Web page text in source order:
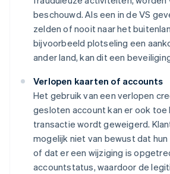
beschouwd. Als een in de VS
zelden of nooit naar het
bijvoorbeeld plotseling een
ander land, kan dit een
Verlopen kaarten of accounts
Het gebruik van een verlopen
gesloten account kan er ook toe
transactie wordt geweigerd.
mogelijk niet van bewust dat
of dat er een wijziging is
accountstatus, waardoor de